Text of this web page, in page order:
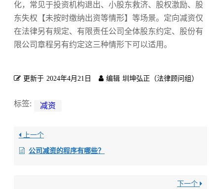
化，常见于投资机构退出、小股东救济、股权激励、股
东失权【未按时缴纳出资等情形】等场景。定向减资仅
在法律另有规定、有限责任公司全体股东约定、股份有
限公司章程另有约定这三种情形下可以适用。
更新于 2024年4月21日 编辑 圳坤弘正（法律顾问组）
标签: 减资
上一个
公司减资的程序有哪些？
下一个